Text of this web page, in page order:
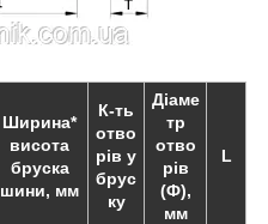
Ширина*
висота
бруска
шини, мм
К-ть
отво
рів у
брус
ку
Діаме
тр
отво
рів
(Ф),
мм
L